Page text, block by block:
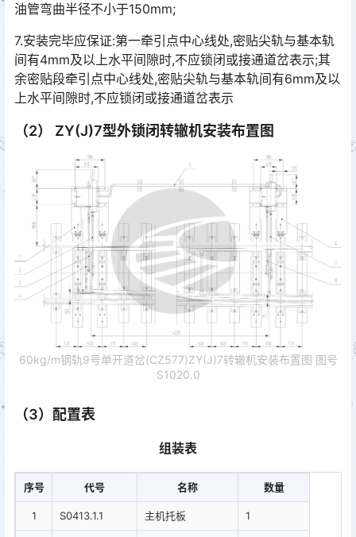
油管弯曲半径不小于150mm;󠄐󠄹󠅀󠄪󠄢󠄡󠄨󠄞󠄧󠄨󠄞󠄡󠄨󠄣󠄞󠄢󠄢󠄥󠄬󠅒󠅢󠄟󠄮󠄐󠅅󠄹󠄴󠄪󠄡󠄬󠅒󠅢󠄟󠄮󠄾󠅑󠅝󠅕󠄪󠄡󠄣󠄢󠄧󠄩󠄡󠄩󠄧󠄩󠄧󠄩󠄬󠅒󠅢󠄟󠄮󠇘󠆭󠆘󠇙󠆝󠅵󠇗󠆭󠆁󠄐󠇗󠅹󠅸󠇖󠆍󠅳󠇖󠅹󠅰󠇖󠆌󠅹󠄬󠅒󠅢󠄟󠄮󠅅󠅃󠄵󠅂󠄪󠇖󠆨󠆨󠇕󠆞󠆒󠅬󠇘󠆭󠆘󠇙󠆝󠅵󠇗󠆭󠆁󠄐󠇗󠅹󠅸󠇖󠆍󠅳󠇖󠅹󠅰󠇖󠆌󠅹
7.安装完毕应保证:第一牵引点中心线处,密贴尖轨与基本轨
间有4mm及以上水平间隙时,不应锁闭或接通道岔表示;其
余密贴段牵引点中心线处,密贴尖轨与基本轨间有6mm及以
上水平间隙时,不应锁闭或接通道岔表示󠄐󠄹󠅀󠄪󠄢󠄡󠄨󠄞󠄧󠄨󠄞󠄡󠄨󠄣󠄞󠄢󠄢󠄥󠄬󠅒󠅢󠄟󠄮󠄐󠅅󠄹󠄴󠄪󠄡󠄬󠅒󠅢󠄟󠄮󠄾󠅑󠅝󠅕󠄪󠄡󠄣󠄢󠄧󠄩󠄡󠄩󠄧󠄩󠄧󠄩󠄬󠅒󠅢󠄟󠄮󠇘󠆭󠆘󠇙󠆝󠅵󠇗󠆭󠆁󠄐󠇗󠅹󠅸󠇖󠆍󠅳󠇖󠅹󠅰󠇖󠆌󠅹󠄬󠅒󠅢󠄟󠄮󠅅󠅃󠄵󠅂󠄪󠇖󠆨󠆨󠇕󠆞󠆒󠅬󠇘󠆭󠆘󠇙󠆝󠅵󠇗󠆭󠆁󠄐󠇗󠅹󠅸󠇖󠆍󠅳󠇖󠅹󠅰󠇖󠆌󠅹
（2） ZY(J)7型外锁闭转辙机安装布置图
60kg/m钢轨9号单开道岔(CZ577)ZY(J)7转辙机安装布置图 图号
S1020.0
（3）配置表
组装表
序号 代号 名称 数量
1 S0413.1.1 主机托板 1